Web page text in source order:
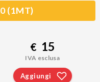
(1MT)
€ 15
IVA esclusa
Aggiungi